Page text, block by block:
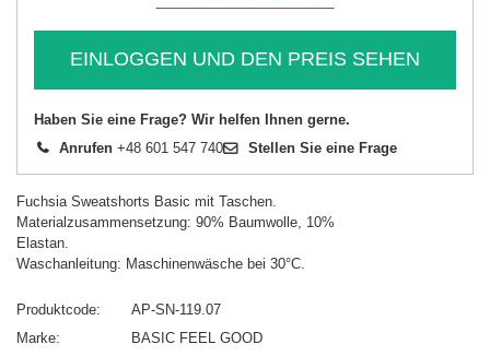
EINLOGGEN UND DEN PREIS SEHEN
Haben Sie eine Frage? Wir helfen Ihnen gerne.
Anrufen +48 601 547 740 Stellen Sie eine Frage
Fuchsia Sweatshorts Basic mit Taschen.
Materialzusammensetzung: 90% Baumwolle, 10%
Elastan.
Waschanleitung: Maschinenwäsche bei 30°C.
Produktcode
AP-SN-119.07
Marke
BASIC FEEL GOOD